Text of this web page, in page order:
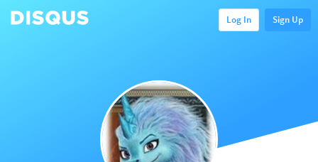
Log In Sign Up